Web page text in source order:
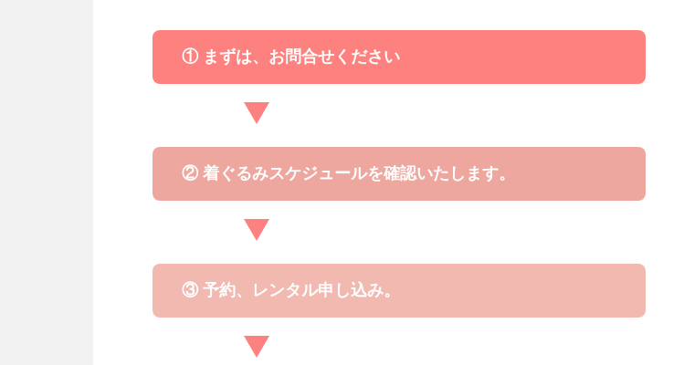
① まずは、お問合せください
② 着ぐるみスケジュールを確認いたします。
③ 予約、レンタル申し込み。